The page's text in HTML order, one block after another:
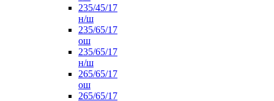
235/45/17
н/ш
235/65/17
ош
235/65/17
н/ш
265/65/17
ош
265/65/17